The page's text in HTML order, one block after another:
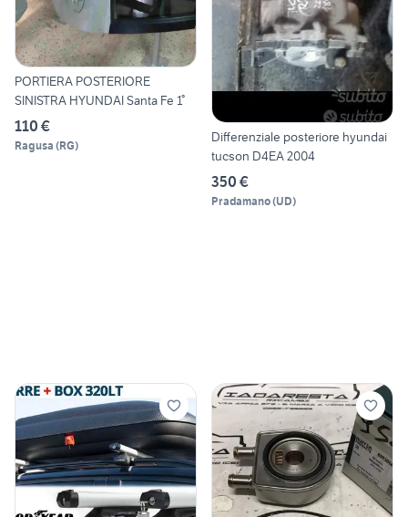
PORTIERA POSTERIORE
SINISTRA HYUNDAI Santa Fe 1°
110 €
Ragusa (RG)
Differenziale posteriore hyundai
tucson D4EA 2004
350 €
Pradamano(UD)